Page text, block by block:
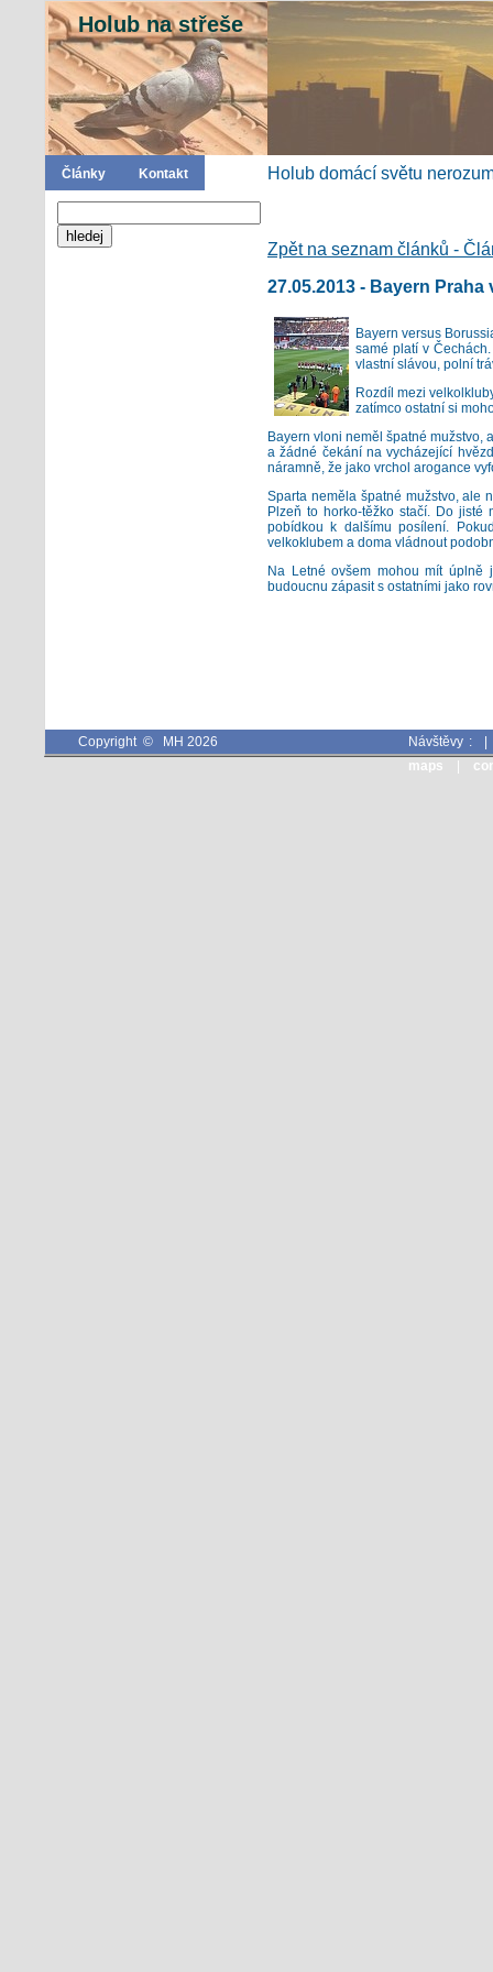
Holub na střeše
Články Kontakt Holub domácí světu
Zpět na seznam článků -
27.05.2013 - Bayern
Bayern versus
samé platí v
vlastní slávou, polní
Rozdíl mezi
zatímco ostatní si
Bayern vloni neměl špatné mužstvo,
a žádné čekání na vycházející
náramně, že jako vrchol arogance
Sparta neměla špatné mužstvo, ale
Plzeň to horko-těžko stačí. Do
pobídkou k dalšímu posílení.
velkoklubem a doma vládnout
Na Letné ovšem mohou mít
budoucnu zápasit s ostatními jako
Copyright © MH 2026
Návštěvy
maps